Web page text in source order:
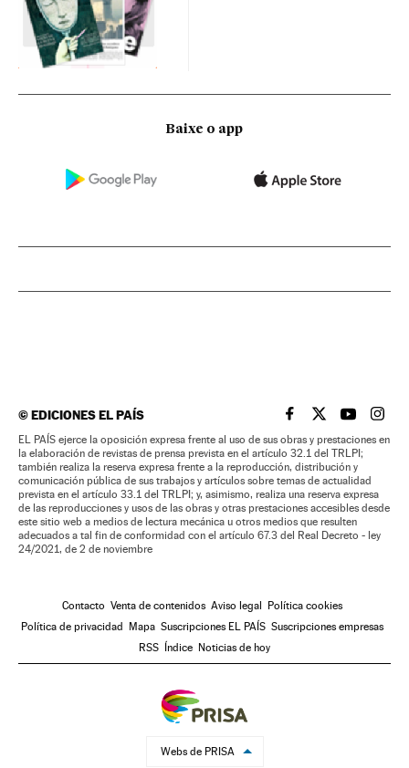
Baixe o app
©EDICIONES EL PAÍS EL PAÍS BRASIL EN
EL PAÍSEL PAÍS
EL
EL PAÍS ejerce la oposición expresa frente al uso de sus obras y prestaciones en
la elaboración de revistas de prensa prevista en el artículo 32.1 del TRLPI;
también realiza la reserva expresa frente a la reproducción, distribución y
comunicación pública de sus trabajos y artículos sobre temas de actualidad
prevista en el artículo 33.1 del TRLPI; y, asimismo, realiza una reserva expresa
de las reproducciones y usos de las obras y otras prestaciones accesibles desde
este sitio web a medios de lectura mecánica u otros medios que resulten
adecuados a tal fin de conformidad con el artículo 67.3 del Real Decreto - ley
24/2021, de 2 de noviembre
Contacto Venta de contenidos Aviso legal
Política cookies
Política de privacidad
Mapa Suscripciones EL PAÍS Suscripciones empresas
RSS
Índice Noticias de hoy
Webs de PRISA